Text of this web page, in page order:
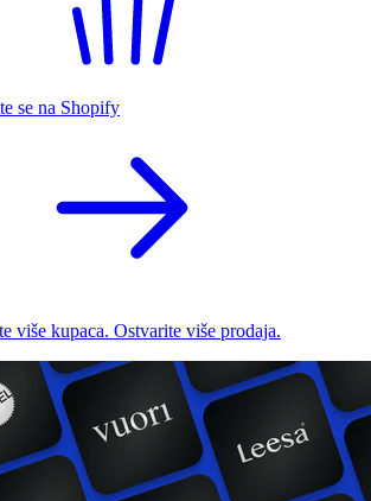
se na Shopify
više kupaca. Ostvarite više prodaja.